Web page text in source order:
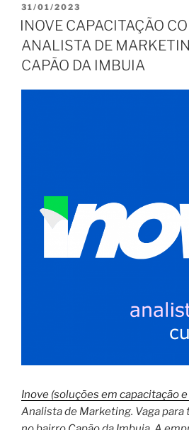
PUBLICADO
EM
31/01/2023
INOVE CAPACITAÇÃO
ANALISTA DE
CAPÃO DA IMBUIA
Inove (soluções em capacitação
Analista de Marketing. Vaga